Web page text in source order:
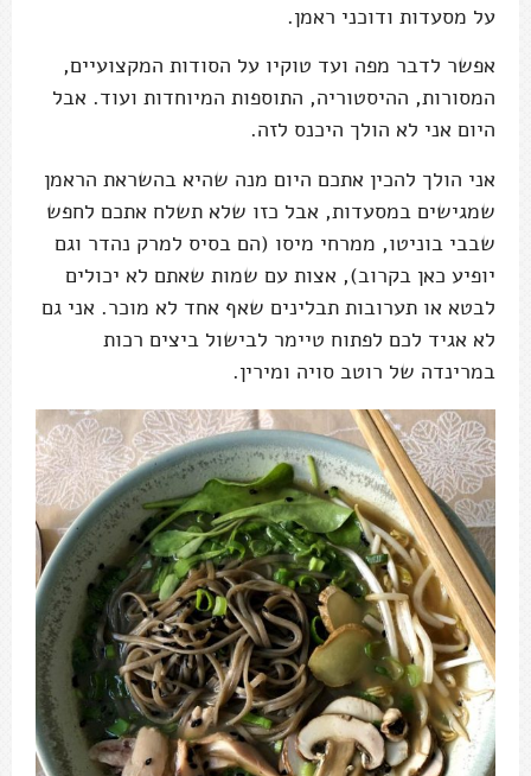
על מסעדות ודוכני ראמן.
אפשר לדבר מפה ועד טוקיו על הסודות המקצועיים,
המסורות, ההיסטוריה, התוספות המיוחדות ועוד. אבל
היום אני לא הולך היכנס לזה.
אני הולך להכין אתכם היום מנה שהיא בהשראת הראמן
שמגישים במסעדות, אבל כזו שלא תשלח אתכם לחפש
שבבי בוניטו, ממרחי מיסו (הם בסיס למרק נהדר וגם
יופיע כאן בקרוב), אצות עם שמות שאתם לא יכולים
לבטא או תערובות תבלינים שאף אחד לא מוכר. אני גם
לא אגיד לכם לפתוח טיימר לבישול ביצים רכות
במרינדה של רוטב סויה ומירין.